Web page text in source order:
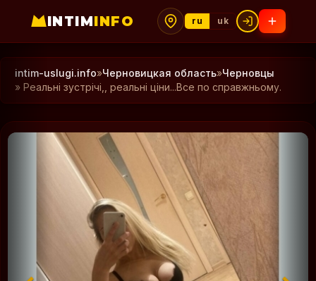
INTIMINFO ru uk
intim-uslugi.info»Черновицкая область»Черновцы
» Реальні зустрічі,, реальні ціни...Все по справжньому.